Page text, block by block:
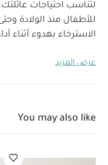
لتناسب احتياجات عائلتك.
للأطفال منذ الولادة
الاسترخاء بهدوء أثناء
ممارسة الرياضة أو
لتخزينها في الممرات أو
وضع عربة الأطفال إلى
عرض المزيد
You may also like